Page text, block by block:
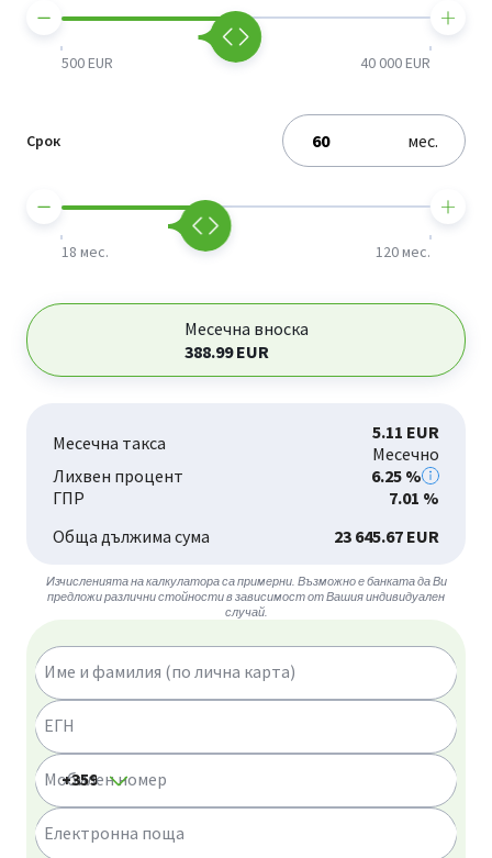
500 EUR 40 000 EUR
Срок мес.
18 мес. 120 мес.
Месечна вноска
388.99EUR
Месечна такса
5.11 EUR
Месечно
Лихвен процент
6.25 %
ГПР
7.01 %
Обща дължима сума
23 645.67 EUR
Изчисленията на калкулатора са примерни. Възможно е банката да Ви
предложи различни стойности в зависимост от Вашия индивидуален
случай.
Име и фамилия (по лична карта)
ЕГН
Мобилен номер
Електронна поща